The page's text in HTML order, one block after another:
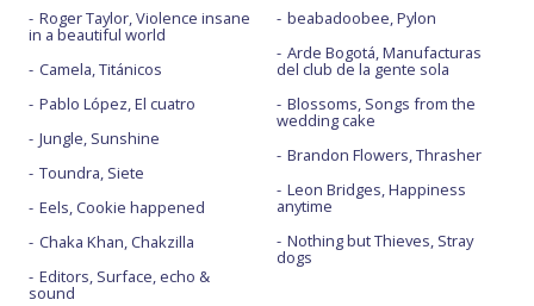
Roger Taylor, Violence insane
in a beautiful world
Camela, Titánicos
Pablo López, El cuatro
Jungle, Sunshine
Toundra, Siete
Eels, Cookie happened
Chaka Khan, Chakzilla
Editors, Surface, echo &
sound
beabadoobee, Pylon
Arde Bogotá, Manufacturas
del club de la gente sola
Blossoms, Songs from the
wedding cake
Brandon Flowers, Thrasher
Leon Bridges, Happiness
anytime
Nothing but Thieves, Stray
dogs